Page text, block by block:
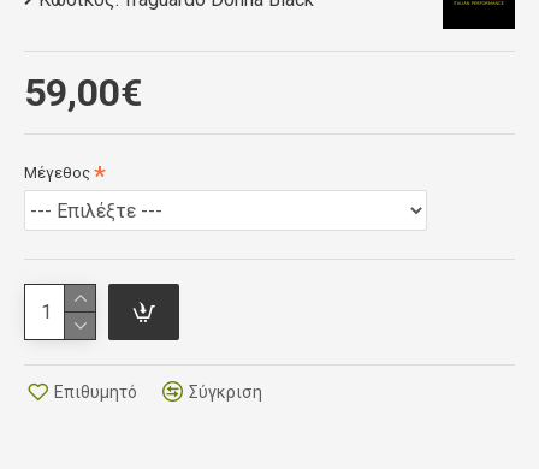
FABRICS
Tecno power
TECHNOLOGY
• body mapping
• leg stability system
• reflective details at the back
SEATPAD
4h
59,00€
Μέγεθος
Επιθυμητό Σύγκριση